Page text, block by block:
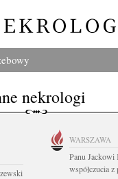
nekrologi
WARSZAWA
Panu Jackowi
współczucia